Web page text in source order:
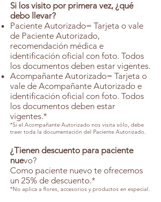
Si los visito por primera vez, ¿qué
debo llevar?
Paciente Autorizado= Tarjeta o vale
de Paciente Autorizado,
recomendación médica e
identificación oficial con foto. Todos
los documentos deben estar vigentes.
Acompañante Autorizado= Tarjeta o
vale de Acompañante Autorizado e
identificación oficial con foto. Todos
los documentos deben estar
vigentes.*
*Si el Acompañante Autorizado nos visita sólo, debe
traer toda la documentación del Paciente Autorizado.
¿Tienen descuento para paciente
nuevo?
Como paciente nuevo te ofrecemos
un 25% de descuento.*
*No aplica a flores, accesorios y productos en especial.